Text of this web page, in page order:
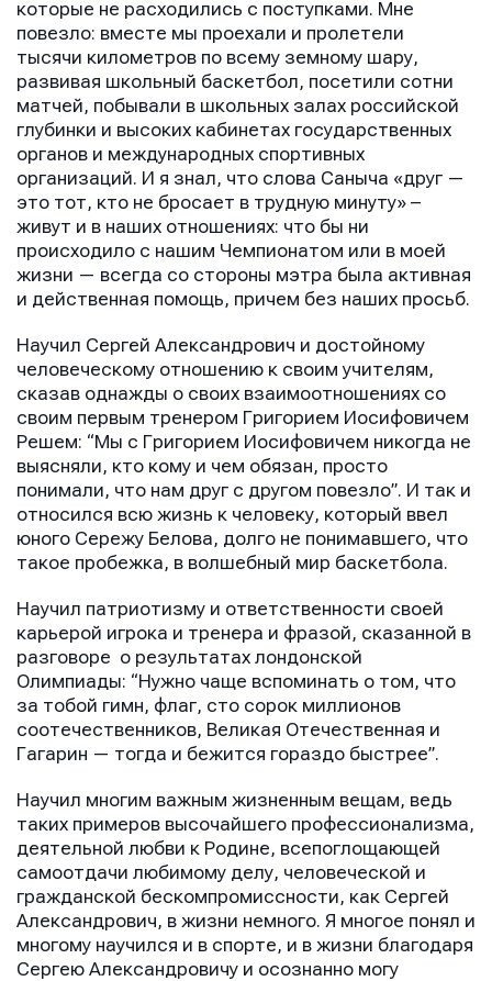
которые не расходились с поступками. Мне
повезло: вместе мы проехали и пролетели
тысячи километров по всему земному шару,
развивая школьный баскетбол, посетили сотни
матчей, побывали в школьных залах российской
глубинки и высоких кабинетах государственных
органов и международных спортивных
организаций. И я знал, что слова Саныча «друг —
это тот, кто не бросает в трудную минуту» –
живут и в наших отношениях: что бы ни
происходило с нашим Чемпионатом или в моей
жизни — всегда со стороны мэтра была активная
и действенная помощь, причем без наших просьб.
Научил Сергей Александрович и достойному
человеческому отношению к своим учителям,
сказав однажды о своих взаимоотношениях со
своим первым тренером Григорием Иосифовичем
Решем: “Мы с Григорием Иосифовичем никогда не
выясняли, кто кому и чем обязан, просто
понимали, что нам друг с другом повезло”. И так и
относился всю жизнь к человеку, который ввел
юного Сережу Белова, долго не понимавшего, что
такое пробежка, в волшебный мир баскетбола.
Научил патриотизму и ответственности своей
карьерой игрока и тренера и фразой, сказанной в
разговоре о результатах лондонской
Олимпиады: “Нужно чаще вспоминать о том, что
за тобой гимн, флаг, сто сорок миллионов
соотечественников, Великая Отечественная и
Гагарин — тогда и бежится гораздо быстрее”.
Научил многим важным жизненным вещам, ведь
таких примеров высочайшего профессионализма,
деятельной любви к Родине, всепоглощающей
самоотдачи любимому делу, человеческой и
гражданской бескомпромиссности, как Сергей
Александрович, в жизни немного. Я многое понял и
многому научился и в спорте, и в жизни благодаря
Сергею Александровичу и осознанно могу